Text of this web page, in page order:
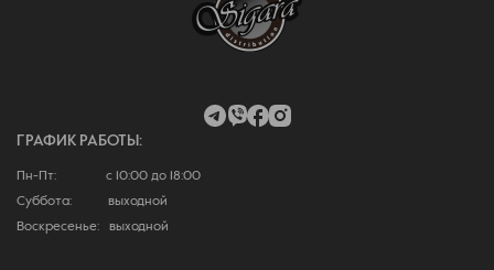
ГРАФИК РАБОТЫ:
Пн-Пт: с 10:00 до 18:00
Суббота: выходной
Воскресенье: выходной